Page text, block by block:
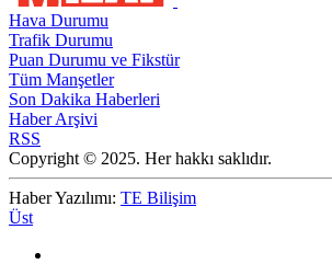
Hava Durumu
Trafik Durumu
Puan Durumu ve Fikstür
Tüm Manşetler
Son Dakika Haberleri
Haber Arşivi
RSS
Copyright © 2025. Her hakkı saklıdır.
Haber Yazılımı: TE Bilişim
Üst